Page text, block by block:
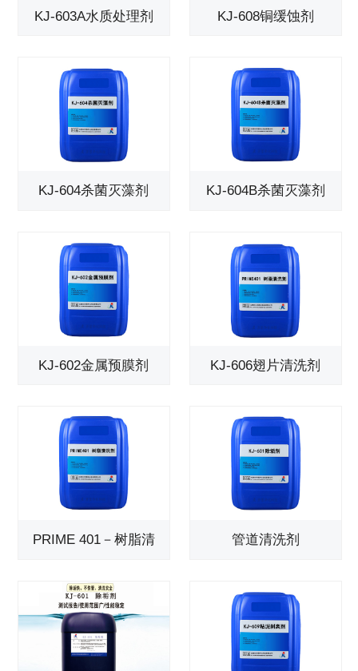
KJ-603A水质处理剂 KJ-608铜缓蚀剂
KJ-604杀菌灭藻剂 KJ-604B杀菌灭藻剂
KJ-602金属预膜剂 KJ-606翅片清洗剂
PRIME 401－树脂清 管道清洗剂